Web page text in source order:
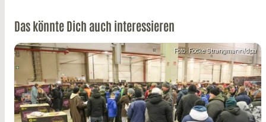
Das könnte Dich auch interessieren
Foto: Focke Strangmann/dpa